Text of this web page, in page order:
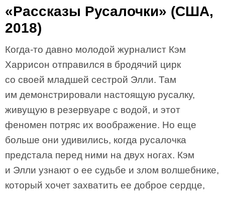
«Рассказы Русалочки» (США,
2018)
Когда-то давно молодой журналист Кэм
Харрисон отправился в бродячий цирк
со своей младшей сестрой Элли. Там
им демонстрировали настоящую русалку,
живущую в резервуаре с водой, и этот
феномен потряс их воображение. Но еще
больше они удивились, когда русалочка
предстала перед ними на двух ногах. Кэм
и Элли узнают о ее судьбе и злом волшебнике,
который хочет захватить ее доброе сердце,